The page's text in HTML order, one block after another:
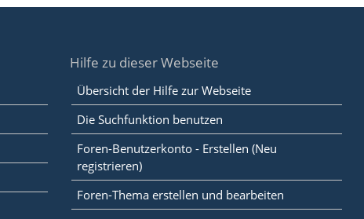
Hilfe zu dieser Webseite
Übersicht der Hilfe zur Webseite
Die Suchfunktion benutzen
Foren-Benutzerkonto - Erstellen (Neu
registrieren)
Foren-Thema erstellen und bearbeiten